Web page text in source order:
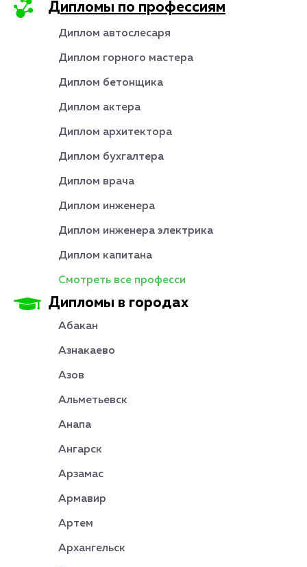
Дипломы по профессиям
Диплом автослесаря
Диплом горного мастера
Диплом бетонщика
Диплом актера
Диплом архитектора
Диплом бухгалтера
Диплом врача
Диплом инженера
Диплом инженера электрика
Диплом капитана
Смотреть все професси
Дипломы в городах
Абакан
Азнакаево
Азов
Альметьевск
Анапа
Ангарск
Арзамас
Армавир
Артем
Архангельск